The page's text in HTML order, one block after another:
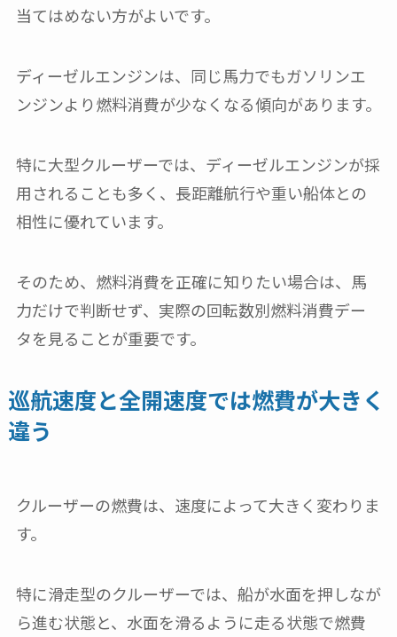
当てはめない方がよいです。
ディーゼルエンジンは、同じ馬力でもガソリンエ
ンジンより燃料消費が少なくなる傾向があります。
特に大型クルーザーでは、ディーゼルエンジンが採
用されることも多く、長距離航行や重い船体との
相性に優れています。
そのため、燃料消費を正確に知りたい場合は、馬
力だけで判断せず、実際の回転数別燃料消費デー
タを見ることが重要です。
巡航速度と全開速度では燃費が大きく
違う
クルーザーの燃費は、速度によって大きく変わりま
す。
特に滑走型のクルーザーでは、船が水面を押しなが
ら進む状態と、水面を滑るように走る状態で燃費